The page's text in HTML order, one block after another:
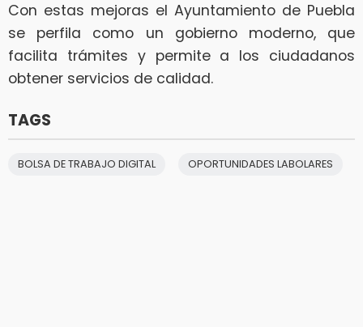
Con estas mejoras el Ayuntamiento de Puebla
se perfila como un gobierno moderno, que
facilita trámites y permite a los ciudadanos
obtener servicios de calidad.
TAGS
BOLSA DE TRABAJO DIGITAL OPORTUNIDADES LABOLARES